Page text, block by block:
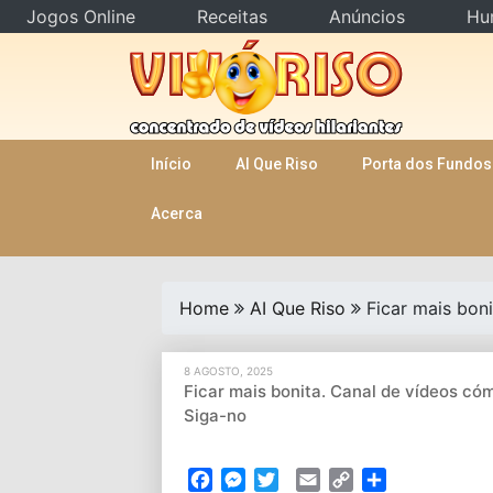
Início AI Que Riso Porta dos Fundos
Acerca
Home AI Que Riso Ficar mais
8 AGOSTO, 2025
Ficar mais bonita. Canal de vídeos
Siga-no
FacebookMessenger
TwitterEmail Copy
Jogos Online Receitas Anúncios